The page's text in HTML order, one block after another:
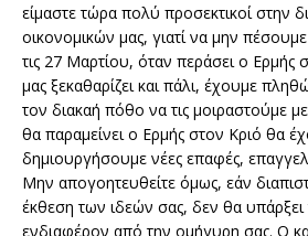
είμαστε τώρα πολύ προσεκτικοί στην
οικονομικών μας, γιατί να μην
τις 27 Μαρτίου, όταν περάσει ο Ερμής
μας ξεκαθαρίζει και πάλι, έχουμε
τον διακαή πόθο να τις μοιραστούμε
θα παραμείνει ο Ερμής στον Κριό θα
δημιουργήσουμε νέες επαφές,
Μην απογοητευθείτε όμως, εάν
έκθεση των ιδεών σας, δεν θα
ενδιαφέρον από την ομήγυρη σας. Ο